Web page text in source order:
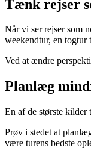
Tænk rejser
Når vi ser rejser som
weekendtur, en
Ved at ændre
Planlæg
En af de største kilder
Prøv i stedet at
være turens bedste